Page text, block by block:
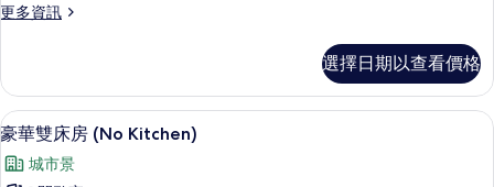
的
有
相
片
更多資訊
更
雙
人
房
詳
選擇日期以查看價格
顯
示
豪
豪華雙床房 (No Kitchen) | 客房內保
6
豪華雙床房 (No Kitchen)
城市景